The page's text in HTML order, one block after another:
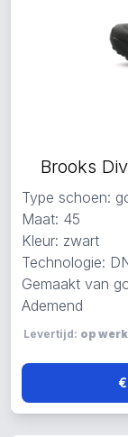
Brooks
Type schoen:
Maat: 45
Kleur: zwart
Technologie:
Gemaakt van
Ademend
Levertijd: op